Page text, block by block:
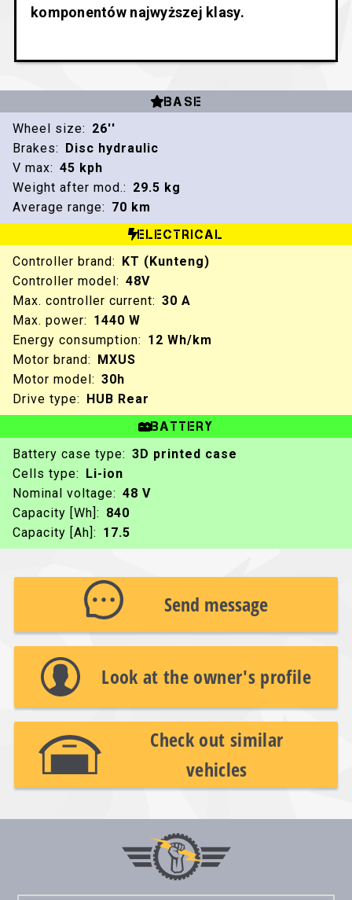
komponentów najwyższej klasy.
BASE
Wheel size: 26''
Brakes:
Disc hydraulic
V max: 45 kph
Weight after mod.: 29.5 kg
Average range: 70 km
ELECTRICAL
Controller brand:
KT (Kunteng)
Controller model: 48V
Max. controller current: 30 A
Max. power: 1440 W
Energy consumption: 12 Wh/km
Motor brand:
MXUS
Motor model: 30h
Drive type:
HUB Rear
BATTERY
Battery case type: 3D printed case
Cells type: Li-ion
Nominal voltage: 48 V
Capacity [Wh]: 840
Capacity [Ah]: 17.5
Send message
Look at the owner's profile
Check out similar
vehicles